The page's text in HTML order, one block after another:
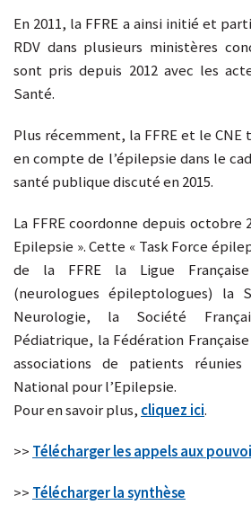
En 2011, la FFRE a ainsi initié et
RDV dans plusieurs ministères
sont pris depuis 2012 avec les
Santé.
Plus récemment, la FFRE et le
en compte de l’épilepsie dans le
santé publique discuté en 2015.
La FFRE coordonne depuis octobre
Epilepsie ». Cette « Task Force
de la FFRE la Ligue
(neurologues épileptologues) la
Neurologie, la Société
Pédiatrique, la Fédération
associations de patients
National pour l’Epilepsie.
Pour en savoir plus, cliquez ici.
>> Télécharger les appels aux
>> Télécharger la synthèse